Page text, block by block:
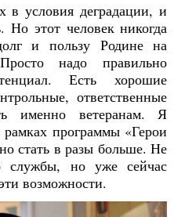
в условия деградации, и
Но этот человек никогда
и пользу Родине на
надо правильно
Есть хорошие
ответственные
именно ветеранам. Я
программы «Герои
стать в разы больше. Не
службы, но уже сейчас
возможности.